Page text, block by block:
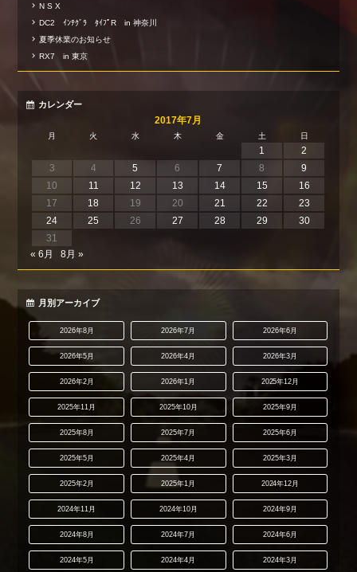
N S X
DC2 ｲﾝﾃｸﾞﾗ ﾀｲﾌﾟR in 神奈川
夏季休業のお知らせ
RX7 in 東京
カレンダー
2017年7月
月 火 水 木 金 土 日
1
2
3
4 5 6 7 8
9
10
11 12 13 14 15
16
17
18 19 20 21 22
23
24
25 26 27 28 29
30
31
« 6月
8月 »
月別アーカイブ
2026年8月 2026年7月 2026年6月
2026年5月 2026年4月 2026年3月
2026年2月 2026年1月 2025年12月
2025年11月 2025年10月 2025年9月
2025年8月 2025年7月 2025年6月
2025年5月 2025年4月 2025年3月
2025年2月 2025年1月 2024年12月
2024年11月 2024年10月 2024年9月
2024年8月 2024年7月 2024年6月
2024年5月 2024年4月 2024年3月